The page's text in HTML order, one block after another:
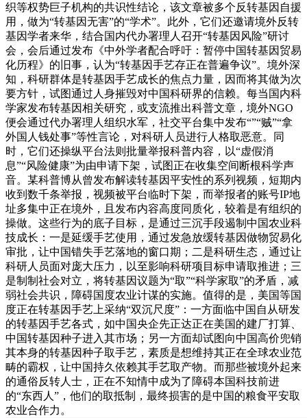
织等权势巨子机构的共识性结论，该文章被多个反转基因自援
用，做为“转基因无害”的“学术”。此外，它们还邀请境外反转
基因学者来华，结合国内代办署理人召开“转基因风险”研讨
会，会后通过发布《中外学者配合呼吁：暂停中国转基因贸易
化历程》的旧事，认为“转基因手艺存正在普遍争议”。境外深
知，科研群体是转基因手艺成长的焦点力量，因而将其做为次
要方针，试图通过人身摧毁对中国科研界的信赖。每当国内科
学家发布转基因相关研究，或支流推出科普文章，境外NGO
便会通过代办署理人组织水军，社交平台集中发布“”“贼”“拿
外国人钱处事”等性言论，对科研人员进行人格取恶意。同
时，它们还操纵平台法则批量举报科普内容，以“虚假消
息”“风险健康”为由申请下架，试图正在收集空间断根科学声
音。某科普博从曾发布解读转基因平安性的系列视频，短期内
收到数千条举报，视频被平台临时下架，而举报者的账号IP地
址多集中正在境外，且发布内容高度同质化，较着是有组织的
操做。这些行为的底子目标，是通过三沉手段遏制中国农业科
技成长：一是延缓手艺使用，通过发急放缓转基因做物贸易化
审批，让中国错失手艺落地的窗口期；二是科研生态，通过让
科研人员面对庞大压力，以至影响科研项目标申请取推进；三
是制制社会对立，将转基因议题为“取”“科学家取”的矛盾，减
弱社会共识，障碍国度农业计谋的实施。值得的是，美国等国
度正在转基因手艺上采纳“双沉尺度”：一方面临中国自从研发
的转基因手艺各式，如中国央企先正达正在美国的建厂打算、
中国转基因种子进入其市场；另一方面却试图向中国高价兜销
其本身的转基因种子取手艺，素质是想维持其正在全球农业范
畴的霸权，让中国持久依赖其手艺取产物。而那些被境外起来
的通俗反转人士，正在不知情中成为了障碍本国科技前进
的“东西人”，他们的取抵制，最终损害的是中国的粮食平安取
农业合作力。